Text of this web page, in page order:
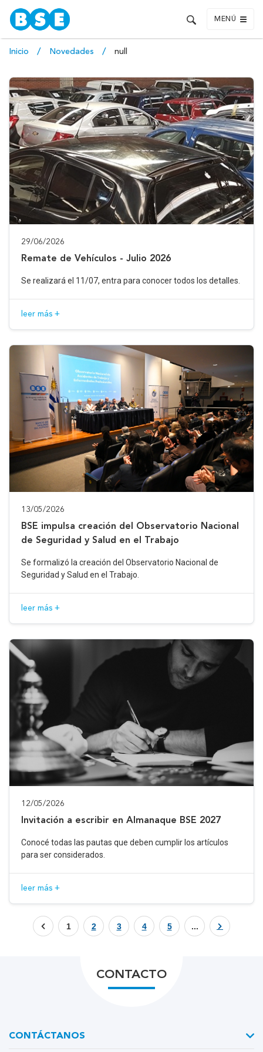
MENÚ
Inicio Novedades null
29/06/2026
Remate de Vehículos - Julio 2026
Se realizará el 11/07, entra para conocer todos los detalles.
leer más +
13/05/2026
BSE impulsa creación del Observatorio Nacional
de Seguridad y Salud en el Trabajo
Se formalizó la creación del Observatorio Nacional de
Seguridad y Salud en el Trabajo.
leer más +
12/05/2026
Invitación a escribir en Almanaque BSE 2027
Conocé todas las pautas que deben cumplir los artículos
para ser considerados.
leer más +
1 2 3 4 5 ...
CONTACTO
CONTÁCTANOS